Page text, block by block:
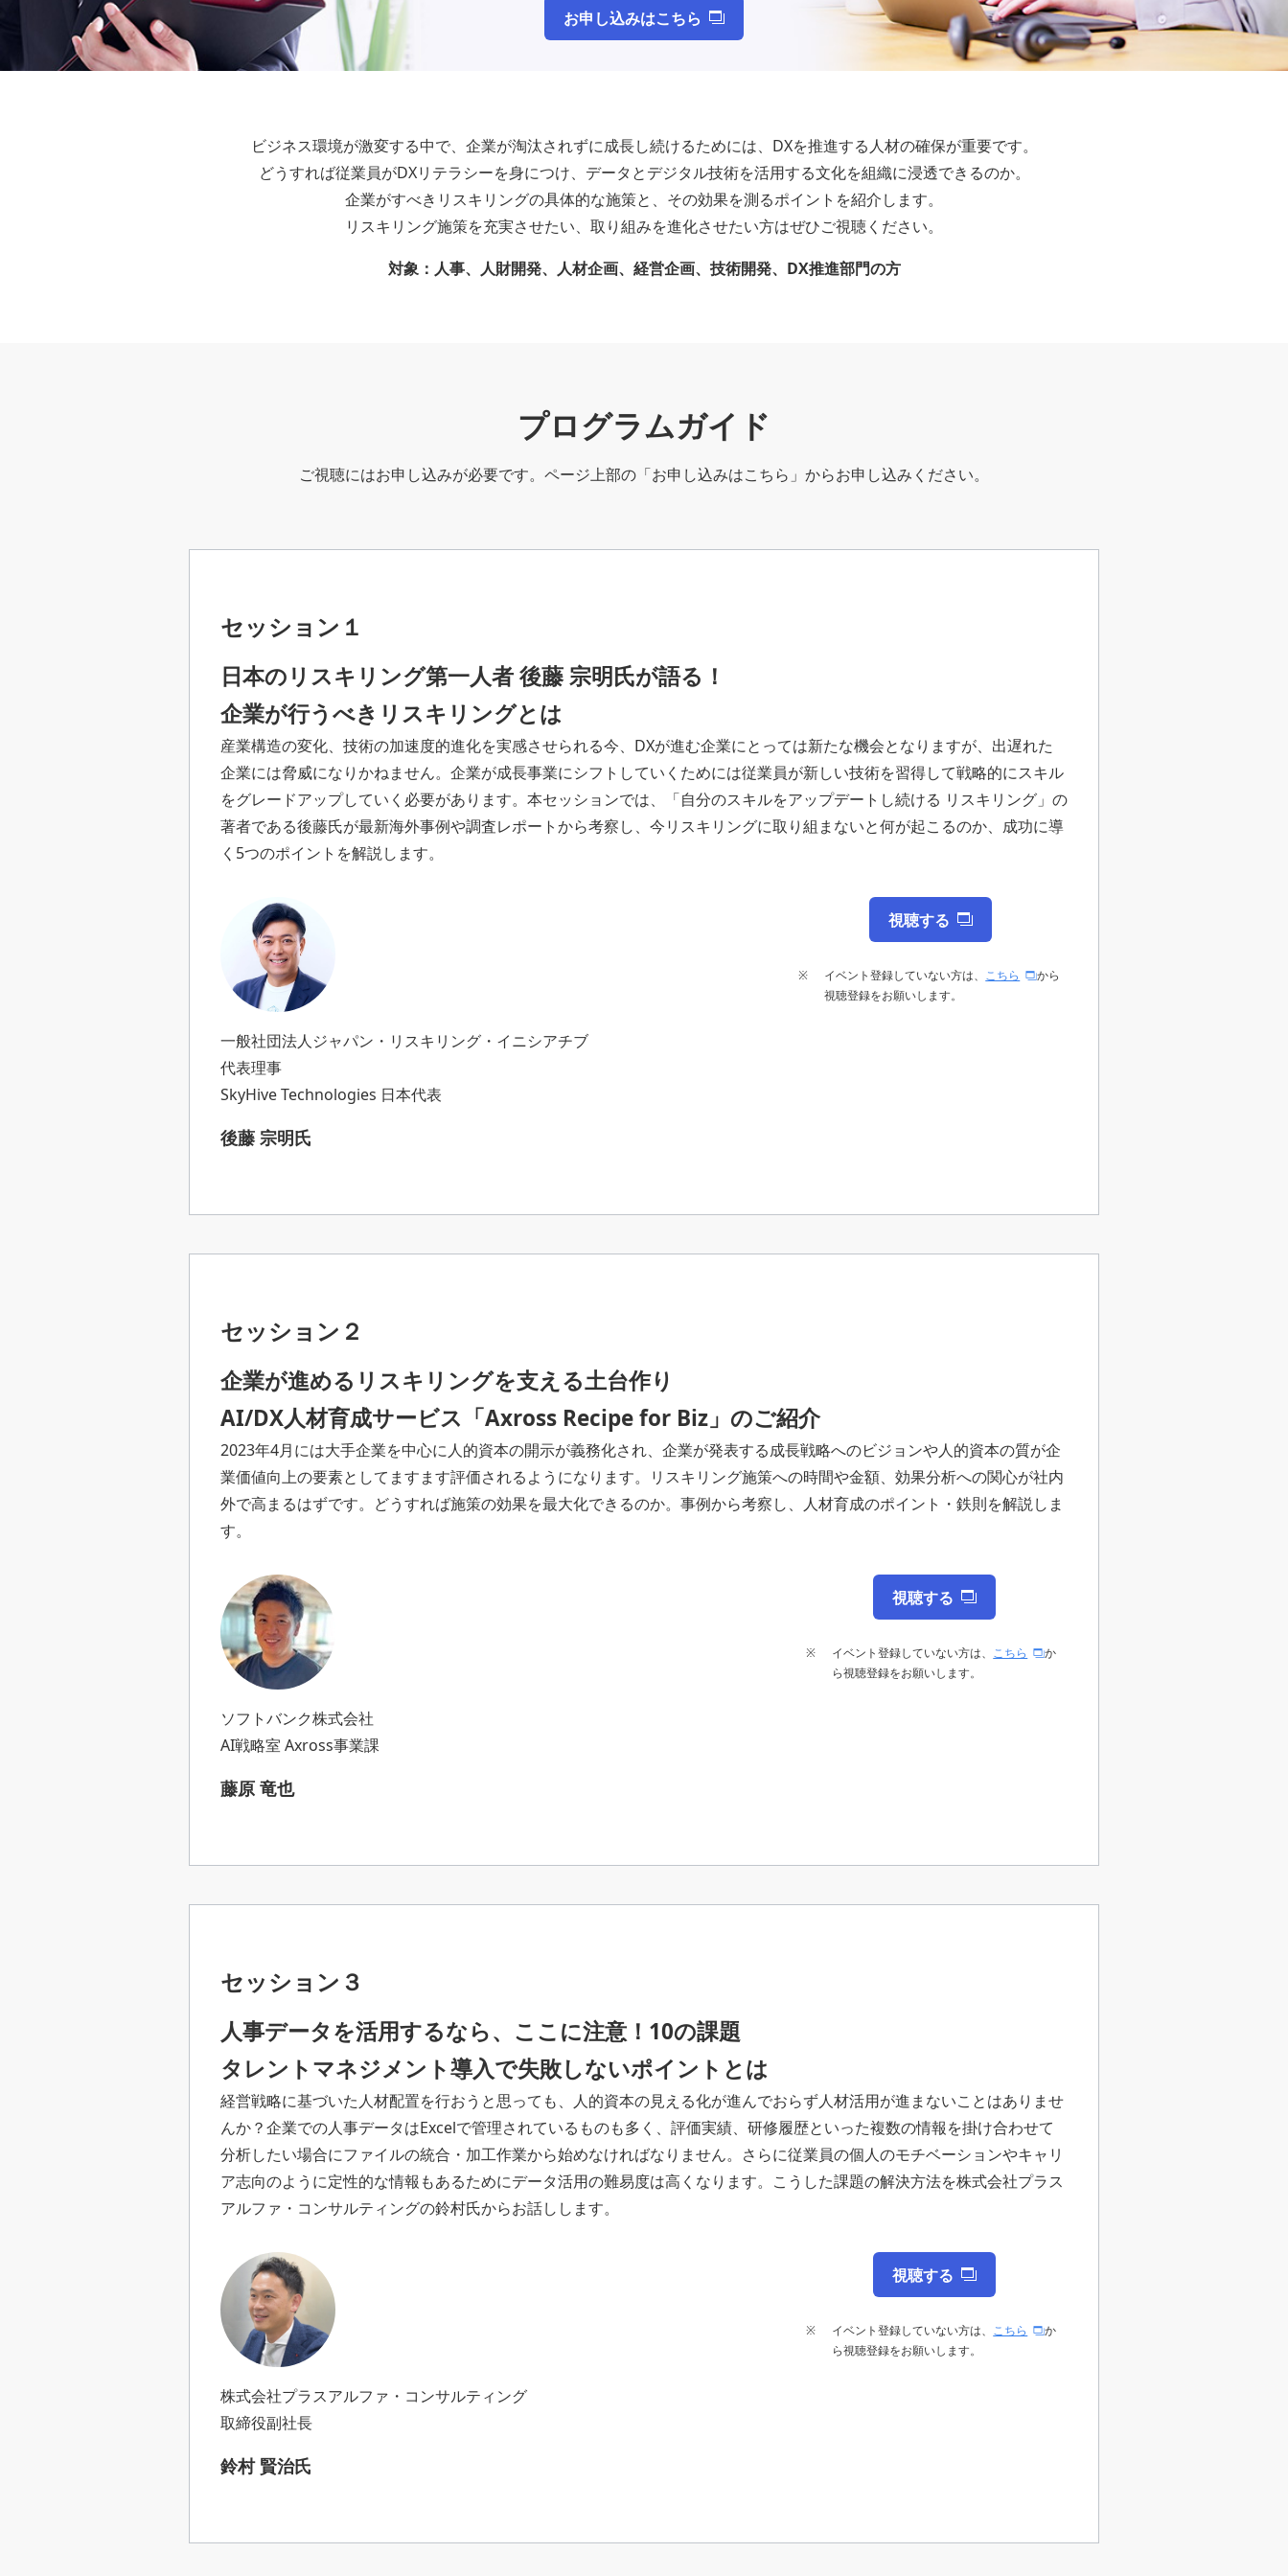
お申し込みはこちら
ビジネス環境が激変する中で、企業が淘汰されずに成長し続けるためには、DXを推進する人材の確保が重要です。
どうすれば従業員がDXリテラシーを身につけ、データとデジタル技術を活用する文化を組織に浸透できるのか。
企業がすべきリスキリングの具体的な施策と、その効果を測るポイントを紹介します。
リスキリング施策を充実させたい、取り組みを進化させたい方はぜひご視聴ください。
対象：人事、人財開発、人材企画、経営企画、技術開発、DX推進部門の方
プログラムガイド
ご視聴にはお申し込みが必要です。ページ上部の「お申し込みはこちら」からお申し込みください。
セッション１
日本のリスキリング第一人者 後藤 宗明氏が語る！
企業が行うべきリスキリングとは
産業構造の変化、技術の加速度的進化を実感させられる今、DXが進む企業にとっては新たな機会となりますが、出遅れた
企業には脅威になりかねません。企業が成長事業にシフトしていくためには従業員が新しい技術を習得して戦略的にスキル
をグレードアップしていく必要があります。本セッションでは、「自分のスキルをアップデートし続ける リスキリング」の
著者である後藤氏が最新海外事例や調査レポートから考察し、今リスキリングに取り組まないと何が起こるのか、成功に導
く5つのポイントを解説します。
一般社団法人ジャパン・リスキリング・イニシアチブ
代表理事
SkyHive Technologies 日本代表
後藤 宗明氏
視聴する
イベント登録していない方は、 こちら
から
視聴登録をお願いします。
セッション２
企業が進めるリスキリングを支える土台作り
AI/DX人材育成サービス「Axross Recipe for Biz」のご紹介
2023年4月には大手企業を中心に人的資本の開示が義務化され、企業が発表する成長戦略へのビジョンや人的資本の質が企
業価値向上の要素としてますます評価されるようになります。リスキリング施策への時間や金額、効果分析への関心が社内
外で高まるはずです。どうすれば施策の効果を最大化できるのか。事例から考察し、人材育成のポイント・鉄則を解説しま
す。
ソフトバンク株式会社
AI戦略室 Axross事業課
藤原 竜也
視聴する
イベント登録していない方は、 こちら
か
ら視聴登録をお願いします。
セッション３
人事データを活用するなら、ここに注意！10の課題
タレントマネジメント導入で失敗しないポイントとは
経営戦略に基づいた人材配置を行おうと思っても、人的資本の見える化が進んでおらず人材活用が進まないことはありませ
んか？企業での人事データはExcelで管理されているものも多く、評価実績、研修履歴といった複数の情報を掛け合わせて
分析したい場合にファイルの統合・加工作業から始めなければなりません。さらに従業員の個人のモチベーションやキャリ
ア志向のように定性的な情報もあるためにデータ活用の難易度は高くなります。こうした課題の解決方法を株式会社プラス
アルファ・コンサルティングの鈴村氏からお話しします。
株式会社プラスアルファ・コンサルティング
取締役副社長
鈴村 賢治氏
視聴する
イベント登録していない方は、 こちら
か
ら視聴登録をお願いします。